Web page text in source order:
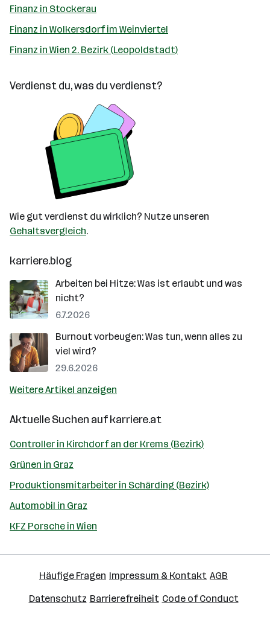
Finanz in Stockerau
Finanz in Wolkersdorf im Weinviertel
Finanz in Wien 2. Bezirk (Leopoldstadt)
Verdienst du, was du verdienst?
Wie gut verdienst du wirklich? Nutze unseren
Gehaltsvergleich.
karriere.blog
Arbeiten bei Hitze: Was ist erlaubt und was
nicht?
6.7.2026
Burnout vorbeugen: Was tun, wenn alles zu
viel wird?
29.6.2026
Weitere Artikel anzeigen
Aktuelle Suchen aufkarriere.at
Controller in Kirchdorf an der Krems (Bezirk)
Grünen in Graz
Produktionsmitarbeiter in Schärding (Bezirk)
Automobil in Graz
KFZ Porsche in Wien
Häufige Fragen Impressum & Kontakt AGB
Datenschutz Barrierefreiheit Code of Conduct